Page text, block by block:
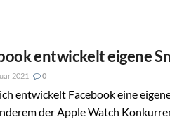
entwickelt eigene
2021 0
entwickelt Facebook eine
der Apple Watch